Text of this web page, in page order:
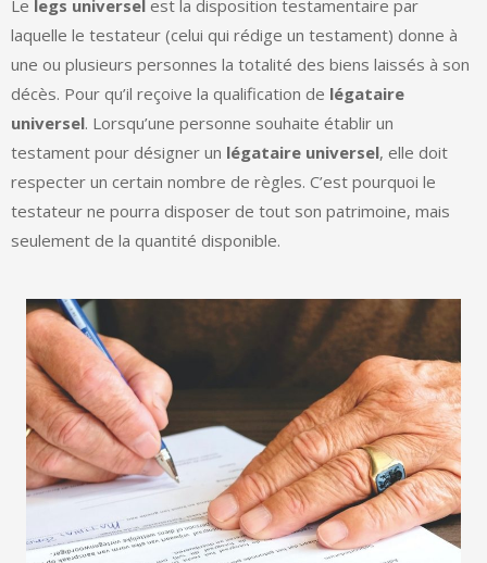
Le legs universel est la disposition testamentaire par
laquelle le testateur (celui qui rédige un testament) donne à
une ou plusieurs personnes la totalité des biens laissés à son
décès. Pour qu’il reçoive la qualification de légataire
universel. Lorsqu’une personne souhaite établir un
testament pour désigner un légataire universel, elle doit
respecter un certain nombre de règles. C’est pourquoi le
testateur ne pourra disposer de tout son patrimoine, mais
seulement de la quantité disponible.